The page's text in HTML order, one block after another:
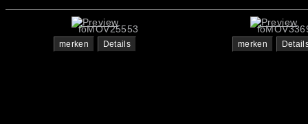
foMOV25553
merken Details merken